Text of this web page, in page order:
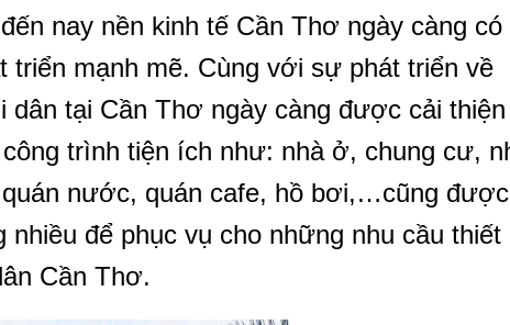
nay nền kinh tế Cần Thơ ngày càng có
triển mạnh mẽ. Cùng với sự phát triển về
tại Cần Thơ ngày càng được cải thiện
trình tiện ích như: nhà ở, chung cư,
quán nước, quán cafe, hồ bơi,…cũng được
để phục vụ cho những nhu cầu thiết
Cần Thơ.